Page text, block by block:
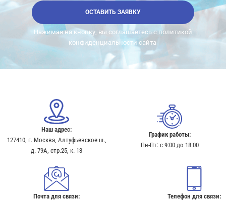
ОСТАВИТЬ ЗАЯВКУ
Нажимая на кнопку, вы соглашаетесь с политикой
конфиденциальности сайта
Наш адрес:
127410, г. Москва, Алтуфьевское ш.,
д. 79А, стр.25, к. 13​
График работы:
Пн-Пт: с 9:00 до 18:00
Почта для связи:
Телефон для связи: